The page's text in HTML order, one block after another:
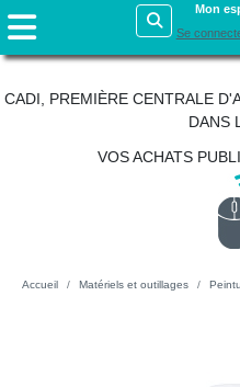
Mon
Se
CADI, PREMIÈRE CENTRALE
DANS
VOS ACHATS
Accueil Matériels et outillages